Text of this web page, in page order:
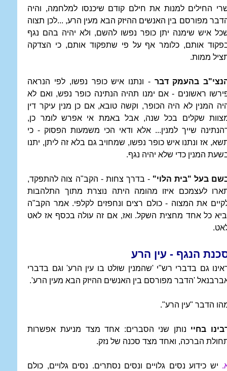
החילים למנות את חילם קודם שיכנסו למלחמה, והיה
מפורסם בין האנשים ההיזק הבא מעין הרע, ...לכן תצוה
איש שימנה יתן כופר נפשו להשם, ולא יהיה בהם נגף
אותם, כלומר אף על פי שתפקוד אותם, כי הצדקה
ממות.
בהעמק דבר - ונתנו איש כופר נפשו, לפי הנראה
ראשונים - אם ימנו תהיה הנתינה כופר נפש, ואם לא
המנין לא היה הכופר, וקשה טובא, אם כן מנין עיקר דין
שקלים בכל שנה, אבל באמת אי אפרש לומר כן,
שייך למנין... אלא ודאי הכי משמעות הפסוק - כי
אז ונתנו איש כופר נפשו, שמחויב גם בלא זה ליתן, יתנו
המנין כדי שלא יהיה נגף.
בעל "בית הלוי" - בדרך צחות - הקב"ה צוה להתפקד,
לעצמכם איזו מהומה היתה נוצרת מתוך התלהבות
את המצוה - כולם רצים ונחפזים לקלפי. אמר הקב"ה
כל אחד מחצית השקל. ואז, אם זה עולה בכסף אז לאט
הנגף - עין הרע
גם בדברי רש"י 'שהמנין שולט בו עין הרע' וגם בדברי
'הדבר מפורסם בין האנשים ההיזק הבא מעין הרע'.
הדבר "עין הרע".
בחיי נותן שני הסברים: אחד מצד מניעת אפשרות
הברכה, ואחד מצד סכנה של נזק.
יש כידוע נסים גלויים ונסים נסתרים. נסים גלויים, כולם